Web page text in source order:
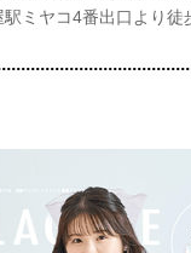
ミヤコ4番出口より徒